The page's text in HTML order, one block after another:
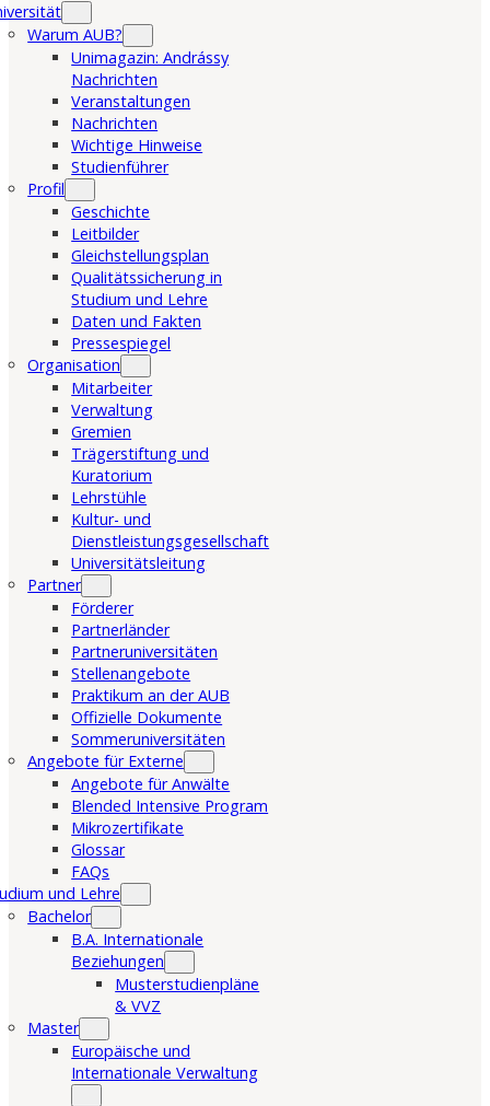
Warum AUB?
Unimagazin: Andrássy
Nachrichten
Veranstaltungen
Nachrichten
Wichtige Hinweise
Studienführer
Profil
Geschichte
Leitbilder
Gleichstellungsplan
Qualitätssicherung in
Studium und Lehre
Daten und Fakten
Pressespiegel
Organisation
Mitarbeiter
Verwaltung
Gremien
Trägerstiftung und
Kuratorium
Lehrstühle
Kultur- und
Dienstleistungsgesellschaft
Universitätsleitung
Partner
Förderer
Partnerländer
Partneruniversitäten
Stellenangebote
Praktikum an der AUB
Offizielle Dokumente
Sommeruniversitäten
Angebote für Externe
Angebote für Anwälte
Blended Intensive Program
Mikrozertifikate
Glossar
FAQs
und Lehre
Bachelor
B.A. Internationale
Beziehungen
Musterstudienpläne
& VVZ
Master
Europäische und
Internationale Verwaltung